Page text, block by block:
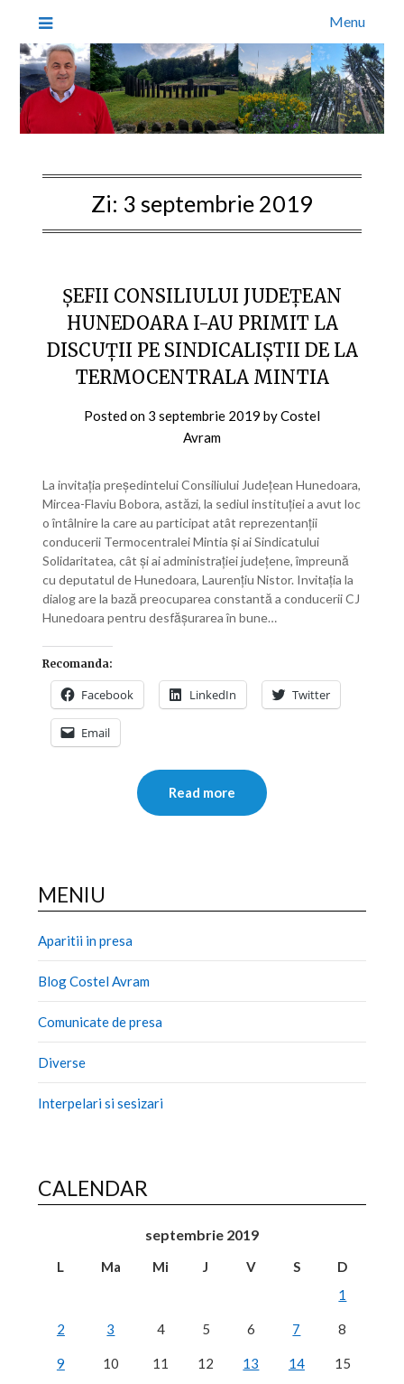
Menu
Zi: 3 septembrie 2019
ȘEFII CONSILIULUI JUDEȚEAN
HUNEDOARA I-AU PRIMIT LA
DISCUȚII PE SINDICALIȘTII DE LA
TERMOCENTRALA MINTIA
Posted on 3 septembrie 2019 byCostel
Avram
La invitația președintelui Consiliului Județean Hunedoara,
Mircea-Flaviu Bobora, astăzi, la sediul instituției a avut loc
o întâlnire la care au participat atât reprezentanții
conducerii Termocentralei Mintia și ai Sindicatului
Solidaritatea, cât și ai administrației județene, împreună
cu deputatul de Hunedoara, Laurențiu Nistor. Invitația la
dialog are la bază preocuparea constantă a conducerii CJ
Hunedoara pentru desfășurarea în bune…
Recomanda:
Facebook LinkedIn Twitter
Email
Read more
MENIU
Aparitii in presa
Blog Costel Avram
Comunicate de presa
Diverse
Interpelari si sesizari
CALENDAR
septembrie 2019
L Ma Mi J V S
D
1
2 3 4 5 6 7 8
9 10 11 12 13 14 15